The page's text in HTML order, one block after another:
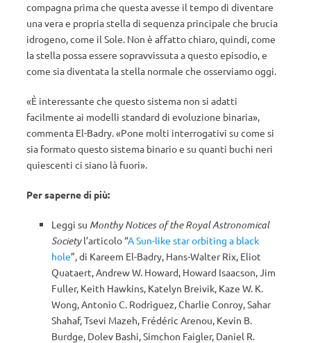
compagna prima che questa avesse il tempo di diventare
una vera e propria stella di sequenza principale che brucia
idrogeno, come il Sole. Non è affatto chiaro, quindi, come
la stella possa essere sopravvissuta a questo episodio, e
come sia diventata la stella normale che osserviamo oggi.
«È interessante che questo sistema non si adatti
facilmente ai modelli standard di evoluzione binaria»,
commenta El-Badry. «Pone molti interrogativi su come si
sia formato questo sistema binario e su quanti buchi neri
quiescenti ci siano là fuori».
Per saperne di più:
Leggi su Monthy Notices of the Royal Astronomical
Societyl’articolo “A Sun-like star orbiting a black
hole”, di Kareem El-Badry, Hans-Walter Rix, Eliot
Quataert, Andrew W. Howard, Howard Isaacson, Jim
Fuller, Keith Hawkins, Katelyn Breivik, Kaze W. K.
Wong, Antonio C. Rodriguez, Charlie Conroy, Sahar
Shahaf, Tsevi Mazeh, Frédéric Arenou, Kevin B.
Burdge, Dolev Bashi, Simchon Faigler, Daniel R.